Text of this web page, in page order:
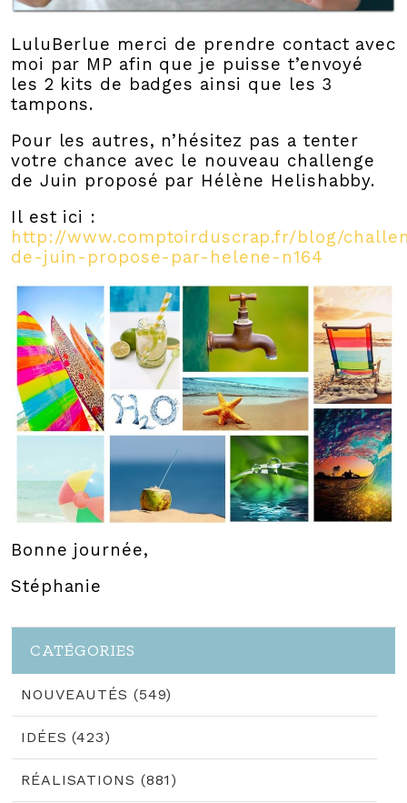
LuluBerlue merci de prendre contact avec
moi par MP afin que je puisse t’envoyé
les 2 kits de badges ainsi que les 3
tampons.
Pour les autres, n’hésitez pas a tenter
votre chance avec le nouveau challenge
de Juin proposé par Hélène Helishabby.
Il est ici :
http://www.comptoirduscrap.fr/blog/
de-juin-propose-par-helene-n164
Bonne journée,
Stéphanie
CATÉGORIES
NOUVEAUTÉS (549)
IDÉES (423)
RÉALISATIONS (881)